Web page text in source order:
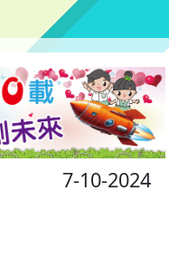
7-10-2024